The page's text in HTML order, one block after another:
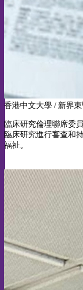
香港中文大學 / 新界
臨床研究倫理聯席委
臨床研究進行審查和
福祉。